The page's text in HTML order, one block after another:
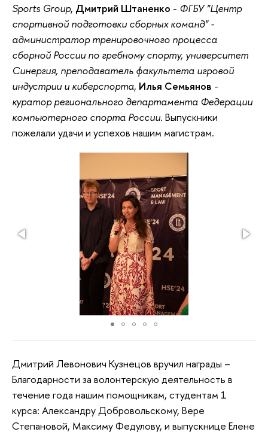
Sports Group, Дмитрий Штаненко - ФГБУ "Центр
спортивной подготовки сборных команд" -
администратор тренировочного процесса
сборной России по гребному спорту, университет
Синергия, преподаватель факультета игровой
индустрии и киберспорта, Илья Семьянов -
куратор регионального департамента Федерации
компьютерного спорта России. Выпускники
пожелали удачи и успехов нашим магистрам.
Дмитрий Левонович Кузнецов вручил награды –
Благодарности за волонтерскую деятельность в
течение года нашим помощникам, студентам 1
курса: Александру Добровольскому, Вере
Степановой, Максиму Федулову, и выпускнице Елене